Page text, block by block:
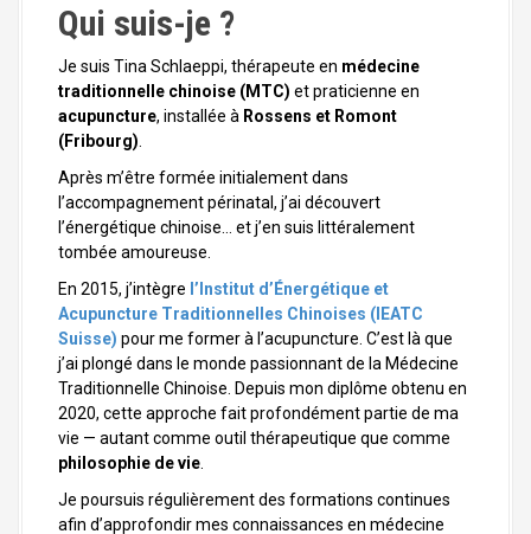
Qui suis-je ?
Je suis Tina Schlaeppi, thérapeute en médecine
traditionnelle chinoise (MTC) et praticienne en
acupuncture, installée à Rossens et Romont
(Fribourg)
Après m’être formée initialement dans
l’accompagnement périnatal, j’ai découvert
l’énergétique chinoise… et j’en suis littéralement
tombée amoureuse.
En 2015, j’intègre l’Institut d’Énergétique et
Acupuncture Traditionnelles Chinoises (IEATC
Suisse) pour me former à l’acupuncture. C’est là que
j’ai plongé dans le monde passionnant de la Médecine
Traditionnelle Chinoise. Depuis mon diplôme obtenu en
2020, cette approche fait profondément partie de ma
vie — autant comme outil thérapeutique que comme
philosophie de vie
Je poursuis régulièrement des formations continues
afin d’approfondir mes connaissances en médecine